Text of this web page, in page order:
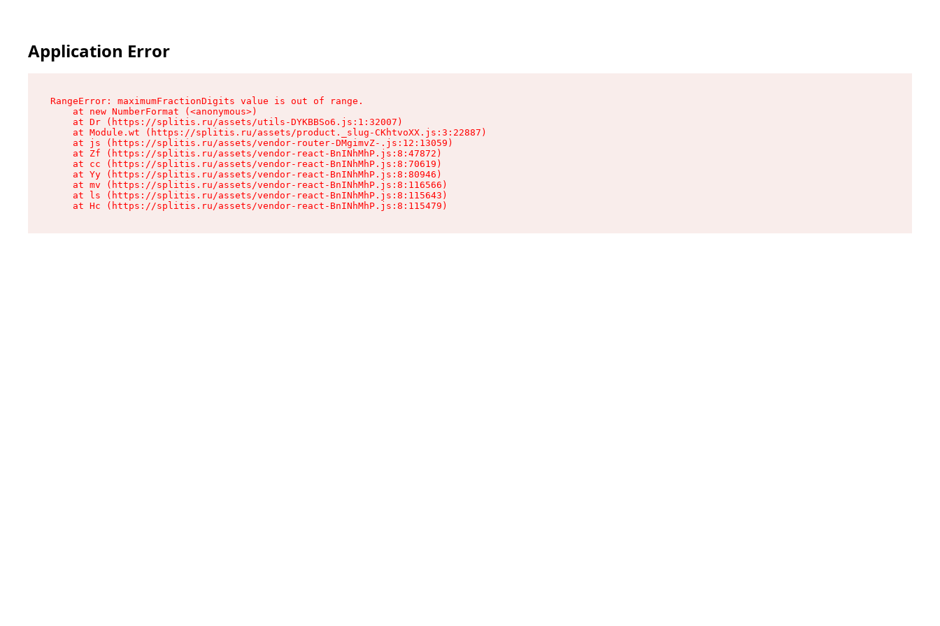
Application Error
RangeError: maximumFractionDigits value is out of range.
    at new NumberFormat (<anonymous>)
    at Dr (https://splitis.ru/assets/utils-DYKBBSo6.js:1:32007)
    at Module.wt (https://splitis.ru/assets/product._slug-CKhtvoXX.js:3:22887)
    at js (https://splitis.ru/assets/vendor-router-DMgimvZ-.js:12:13059)
    at Zf (https://splitis.ru/assets/vendor-react-BnINhMhP.js:8:47872)
    at cc (https://splitis.ru/assets/vendor-react-BnINhMhP.js:8:70619)
    at Yy (https://splitis.ru/assets/vendor-react-BnINhMhP.js:8:80946)
    at mv (https://splitis.ru/assets/vendor-react-BnINhMhP.js:8:116566)
    at ls (https://splitis.ru/assets/vendor-react-BnINhMhP.js:8:115643)
    at Hc (https://splitis.ru/assets/vendor-react-BnINhMhP.js:8:115479)